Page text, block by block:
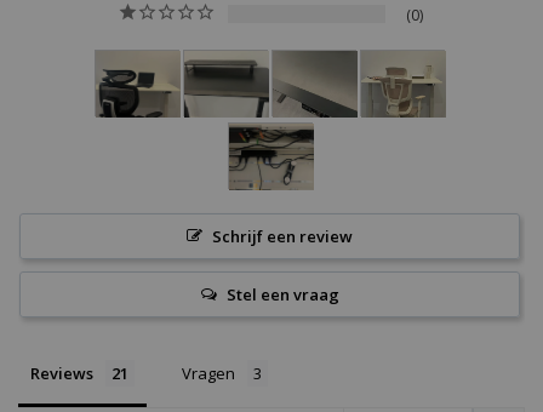
0
Schrijf een review
Stel een vraag
Reviews Vragen